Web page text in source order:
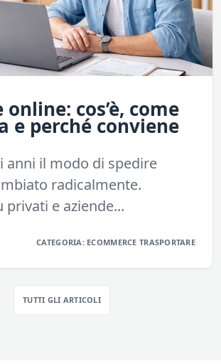
cos’è, come
e perché conviene
anni il modo di spedire
radicalmente.
privati e aziende...
CATEGORIA: ECOMMERCE TRASPORTARE
TUTTI GLI ARTICOLI